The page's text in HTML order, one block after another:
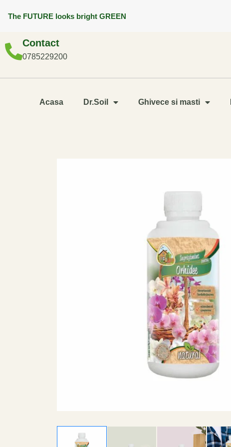
The FUTURE looks bright GREEN
Contact
0785229200
Acasa Dr.Soil Ghivece si masti